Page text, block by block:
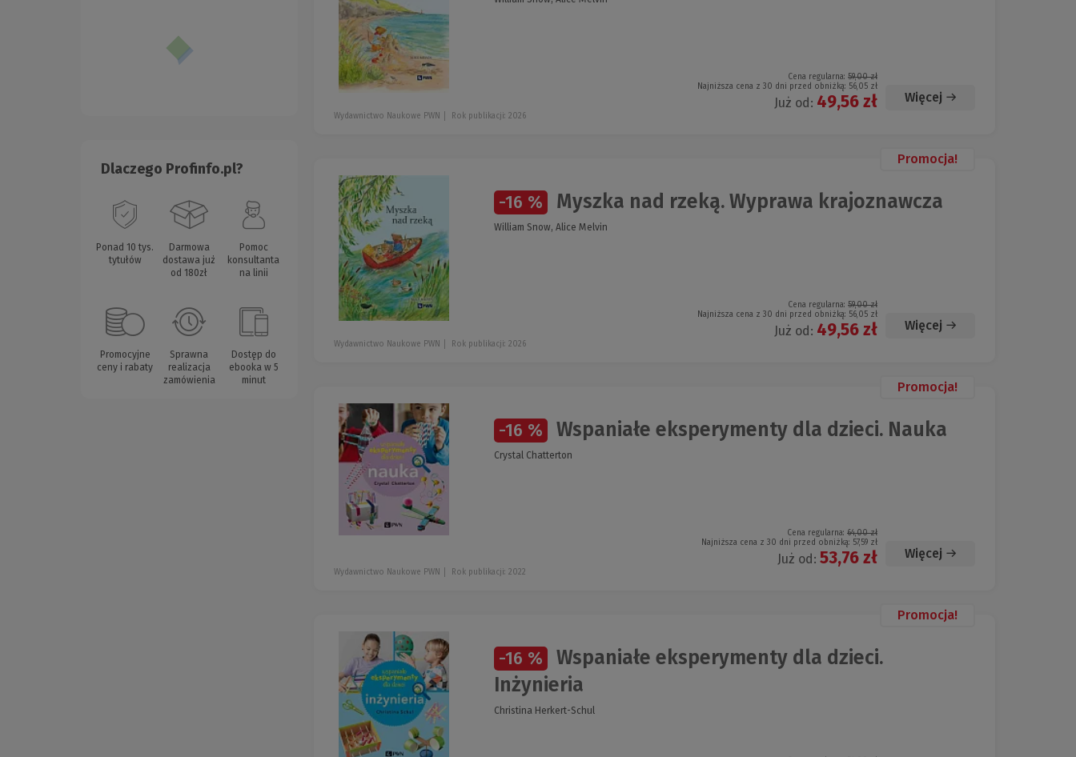
Dlaczego Profinfo.pl?
Ponad 10 tys.
tytułów
Darmowa
dostawa już
od 180zł
Pomoc
konsultanta
na linii
Promocyjne
ceny i rabaty
Sprawna
realizacja
zamówienia
Dostęp do
ebooka w 5
minut
Cena regularna: 59,00 zł
Najniższa cena z 30 dni przed obniżką: 56,05 zł
Już od: 49,56 zł Więcej
Wydawnictwo Naukowe PWN Rok publikacji: 2026
Promocja!
-16 % Myszka nad rzeką. Wyprawa krajoznawcza
William Snow, Alice Melvin
Cena regularna: 59,00 zł
Najniższa cena z 30 dni przed obniżką: 56,05 zł
Już od: 49,56 zł Więcej
Wydawnictwo Naukowe PWN Rok publikacji: 2026
Promocja!
-16 % Wspaniałe eksperymenty dla dzieci. Nauka
Crystal Chatterton
Cena regularna: 64,00 zł
Najniższa cena z 30 dni przed obniżką: 57,59 zł
Już od: 53,76 zł Więcej
Wydawnictwo Naukowe PWN Rok publikacji: 2022
Promocja!
-16 %
Wspaniałe eksperymenty dla dzieci.
Inżynieria
Christina Herkert-Schul